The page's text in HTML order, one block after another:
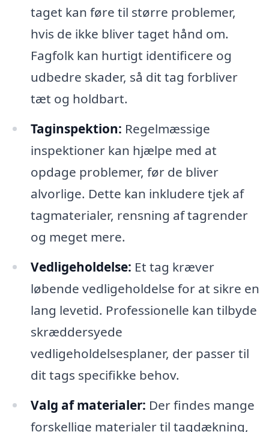
taget kan føre til større problemer,
hvis de ikke bliver taget hånd om.
Fagfolk kan hurtigt identificere og
udbedre skader, så dit tag forbliver
tæt og holdbart.
Taginspektion: Regelmæssige
inspektioner kan hjælpe med at
opdage problemer, før de bliver
alvorlige. Dette kan inkludere tjek af
tagmaterialer, rensning af tagrender
og meget mere.
Vedligeholdelse: Et tag kræver
løbende vedligeholdelse for at sikre en
lang levetid. Professionelle kan tilbyde
skræddersyede
vedligeholdelsesplaner, der passer til
dit tags specifikke behov.
Valg af materialer: Der findes mange
forskellige materialer til tagdækning,